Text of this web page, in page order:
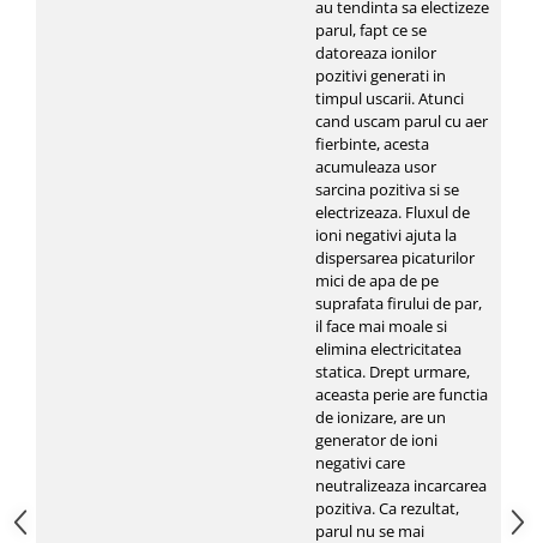
au tendinta sa electizeze
parul, fapt ce se
datoreaza ionilor
pozitivi generati in
timpul uscarii. Atunci
cand uscam parul cu aer
fierbinte, acesta
acumuleaza usor
sarcina pozitiva si se
electrizeaza. Fluxul de
ioni negativi ajuta la
dispersarea picaturilor
mici de apa de pe
suprafata firului de par,
il face mai moale si
elimina electricitatea
statica. Drept urmare,
aceasta perie are functia
de ionizare, are un
generator de ioni
negativi care
neutralizeaza incarcarea
pozitiva. Ca rezultat,
parul nu se mai